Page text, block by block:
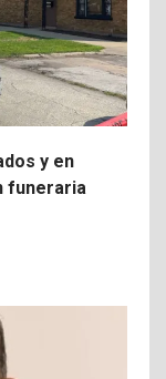
y en
funeraria